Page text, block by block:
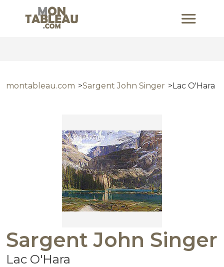
montableau.com Sargent John Singer Lac O'Hara
Sargent John Singer
Lac O'Hara